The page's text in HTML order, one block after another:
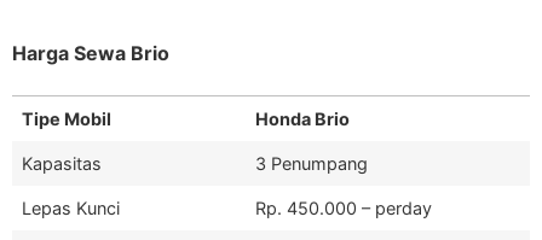
Harga Sewa Brio
Tipe Mobil Honda Brio
Kapasitas 3 Penumpang
Lepas Kunci Rp. 450.000 – perday